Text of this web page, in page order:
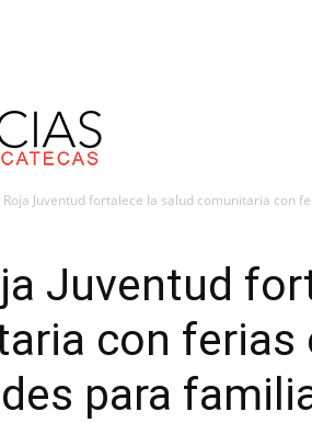
Roja Juventud fortalece la salud comunitaria con
Juventud
con ferias
para